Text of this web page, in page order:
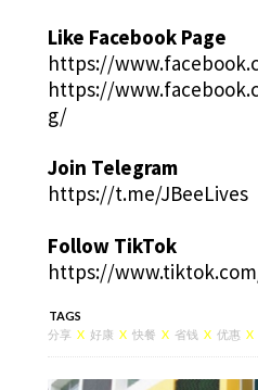
Like Facebook Page
https://
https://
g/
Join Telegram
https://t.me/JBeeLives
Follow TikTok
https://
TAGS
分享 X 好康 X 快餐 X 省钱 X 优惠 X